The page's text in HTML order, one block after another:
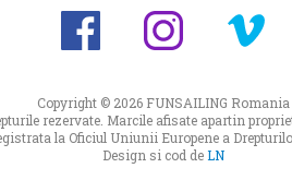
Copyright © 2026 FUNSAILING Romania
rezervate. Marcile afisate apartin
la Oficiul Uniunii Europene a
Design si cod deLN